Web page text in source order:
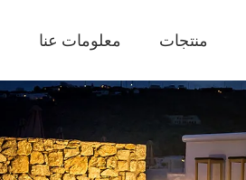
معلومات عنا منتجات